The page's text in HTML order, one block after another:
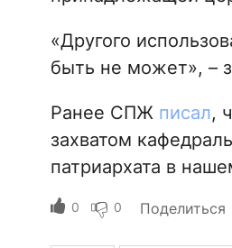
«Другого
быть не может», –
Ранее СПЖ писал,
захватом
патриархата в
0 0 Поделиться